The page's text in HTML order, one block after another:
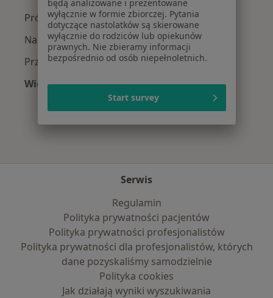
Próchnica w Warszawie
Nadwrażliwość zębów w Warszawie
Przebarwienia zębów w Warszawie
Więcej (15)
Więcej w kategorii: Najczęście leczone
Serwis
Regulamin
Polityka prywatności pacjentów
Polityka prywatności profesjonalistów
Polityka prywatności dla profesjonalistów, których
dane pozyskaliśmy samodzielnie
Polityka cookies
Jak działają wyniki wyszukiwania
będą analizowane i prezentowane
wyłącznie w formie zbiorczej. Pytania
dotyczące nastolatków są skierowane
wyłącznie do rodziców lub opiekunów
prawnych. Nie zbieramy informacji
bezpośrednio od osób niepełnoletnich.
Start survey